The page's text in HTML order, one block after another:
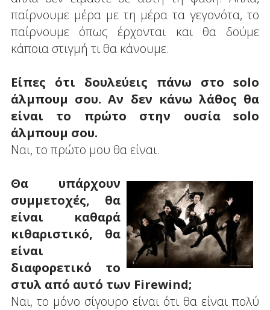
παίρνουμε μέρα με τη μέρα τα γεγονότα, το
παίρνουμε όπως έρχονται και θα δούμε
κάποια στιγμή τι θα κάνουμε.
Είπες ότι δουλεύεις πάνω στο solo
άλμπουμ σου. Αν δεν κάνω λάθος θα
είναι το πρώτο στην ουσία solo
άλμπουμ σου.
Ναι, το πρώτο μου θα είναι.
Θα υπάρχουν
συμμετοχές, θα
είναι καθαρά
κιθαριστικό, θα
είναι
διαφορετικό το
στυλ από αυτό των Firewind;
Ναι, το μόνο σίγουρο είναι ότι θα είναι πολύ